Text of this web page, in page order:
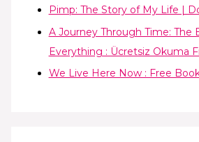
Pimp: The Story of My Life |
A Journey Through Time: The
Everything : Ücretsiz Okuma
We Live Here Now : Free